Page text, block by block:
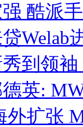
酷派
Welab
到领
英:
外扩张